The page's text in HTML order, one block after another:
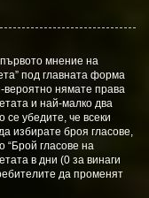
мнение на
под главната форма
вероятно нямате права
и най-малко два
се убедите, че всеки
избирате броя гласове,
“Брой гласове на
в дни (0 за винаги
да променят